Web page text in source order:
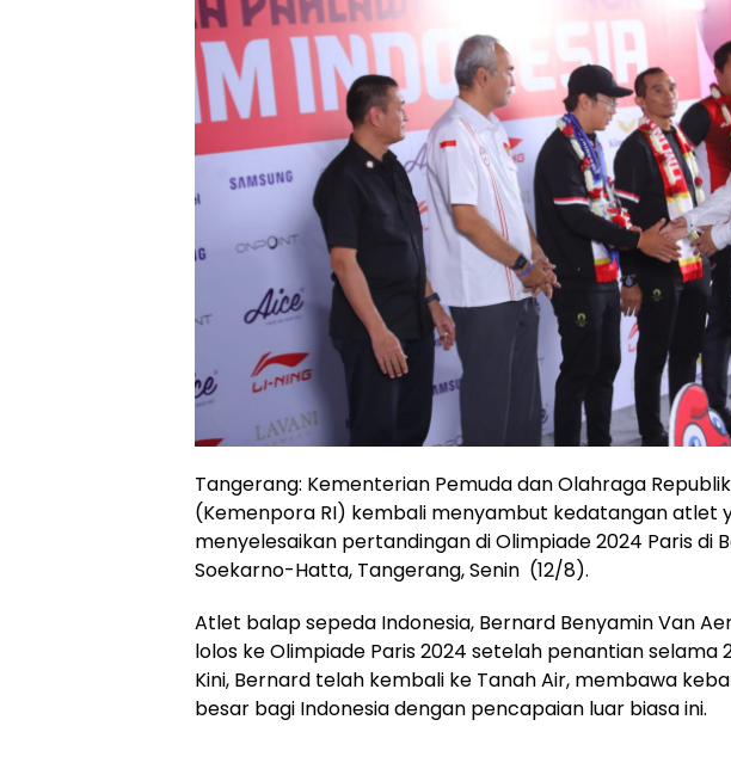
Tangerang: Kementerian Pemuda dan Olahraga
(Kemenpora RI) kembali menyambut kedatangan atlet
menyelesaikan pertandingan di Olimpiade 2024 Paris di
Soekarno-Hatta, Tangerang, Senin (12/8).
Atlet balap sepeda Indonesia, Bernard Benyamin Van
lolos ke Olimpiade Paris 2024 setelah penantian selama
Kini, Bernard telah kembali ke Tanah Air, membawa
besar bagi Indonesia dengan pencapaian luar biasa ini.